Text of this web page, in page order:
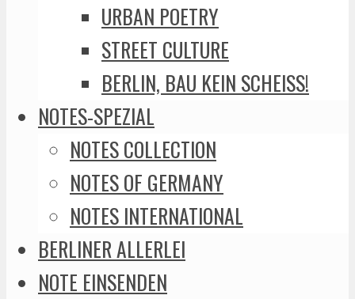
URBAN POETRY
STREET CULTURE
BERLIN, BAU KEIN SCHEISS!
NOTES-SPEZIAL
NOTES COLLECTION
NOTES OF GERMANY
NOTES INTERNATIONAL
BERLINER ALLERLEI
NOTE EINSENDEN